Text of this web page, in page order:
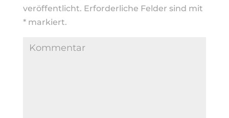
veröffentlicht. Erforderliche Felder sind mit
*markiert.